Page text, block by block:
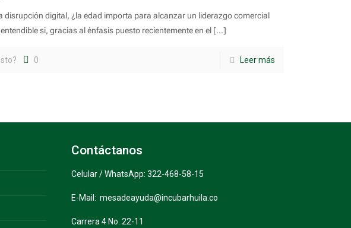
disrupción digital, ¿la edad importa para alcanzar un liderazgo comercial
si, gracias al énfasis puesto recientemente en el[…]
0 Leer más
Contáctanos
Celular / WhatsApp: 322-468-58-15
E-Mail: mesadeayuda@incubarhuila.co
Carrera 4 No. 22-11